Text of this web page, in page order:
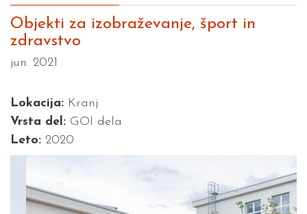
Objekti za izobraževanje, šport in
zdravstvo
jun. 2021
Lokacija: Kranj
Vrsta del: GOI dela
Leto: 2020